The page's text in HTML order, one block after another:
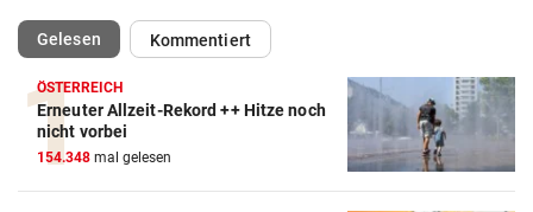
Gelesen(ausgewählt)Kommentiert
ÖSTERREICH
Erneuter Allzeit-Rekord ++ Hitze noch
nicht vorbei
154.348 mal gelesen